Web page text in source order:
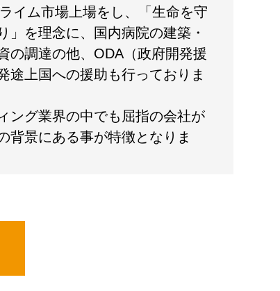
イム市場上場をし、「生命を守
」を理念に、国内病院の建築・
の調達の他、ODA（政府開発援
途上国への援助も行っておりま
ング業界の中でも屈指の会社が
背景にある事が特徴となりま